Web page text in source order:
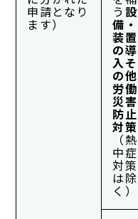
申請となり
ます）
う 設
備・
装置
の導
入そ
の他
労働
災害
防止
対策
（熱
中症
対策
は除
く）